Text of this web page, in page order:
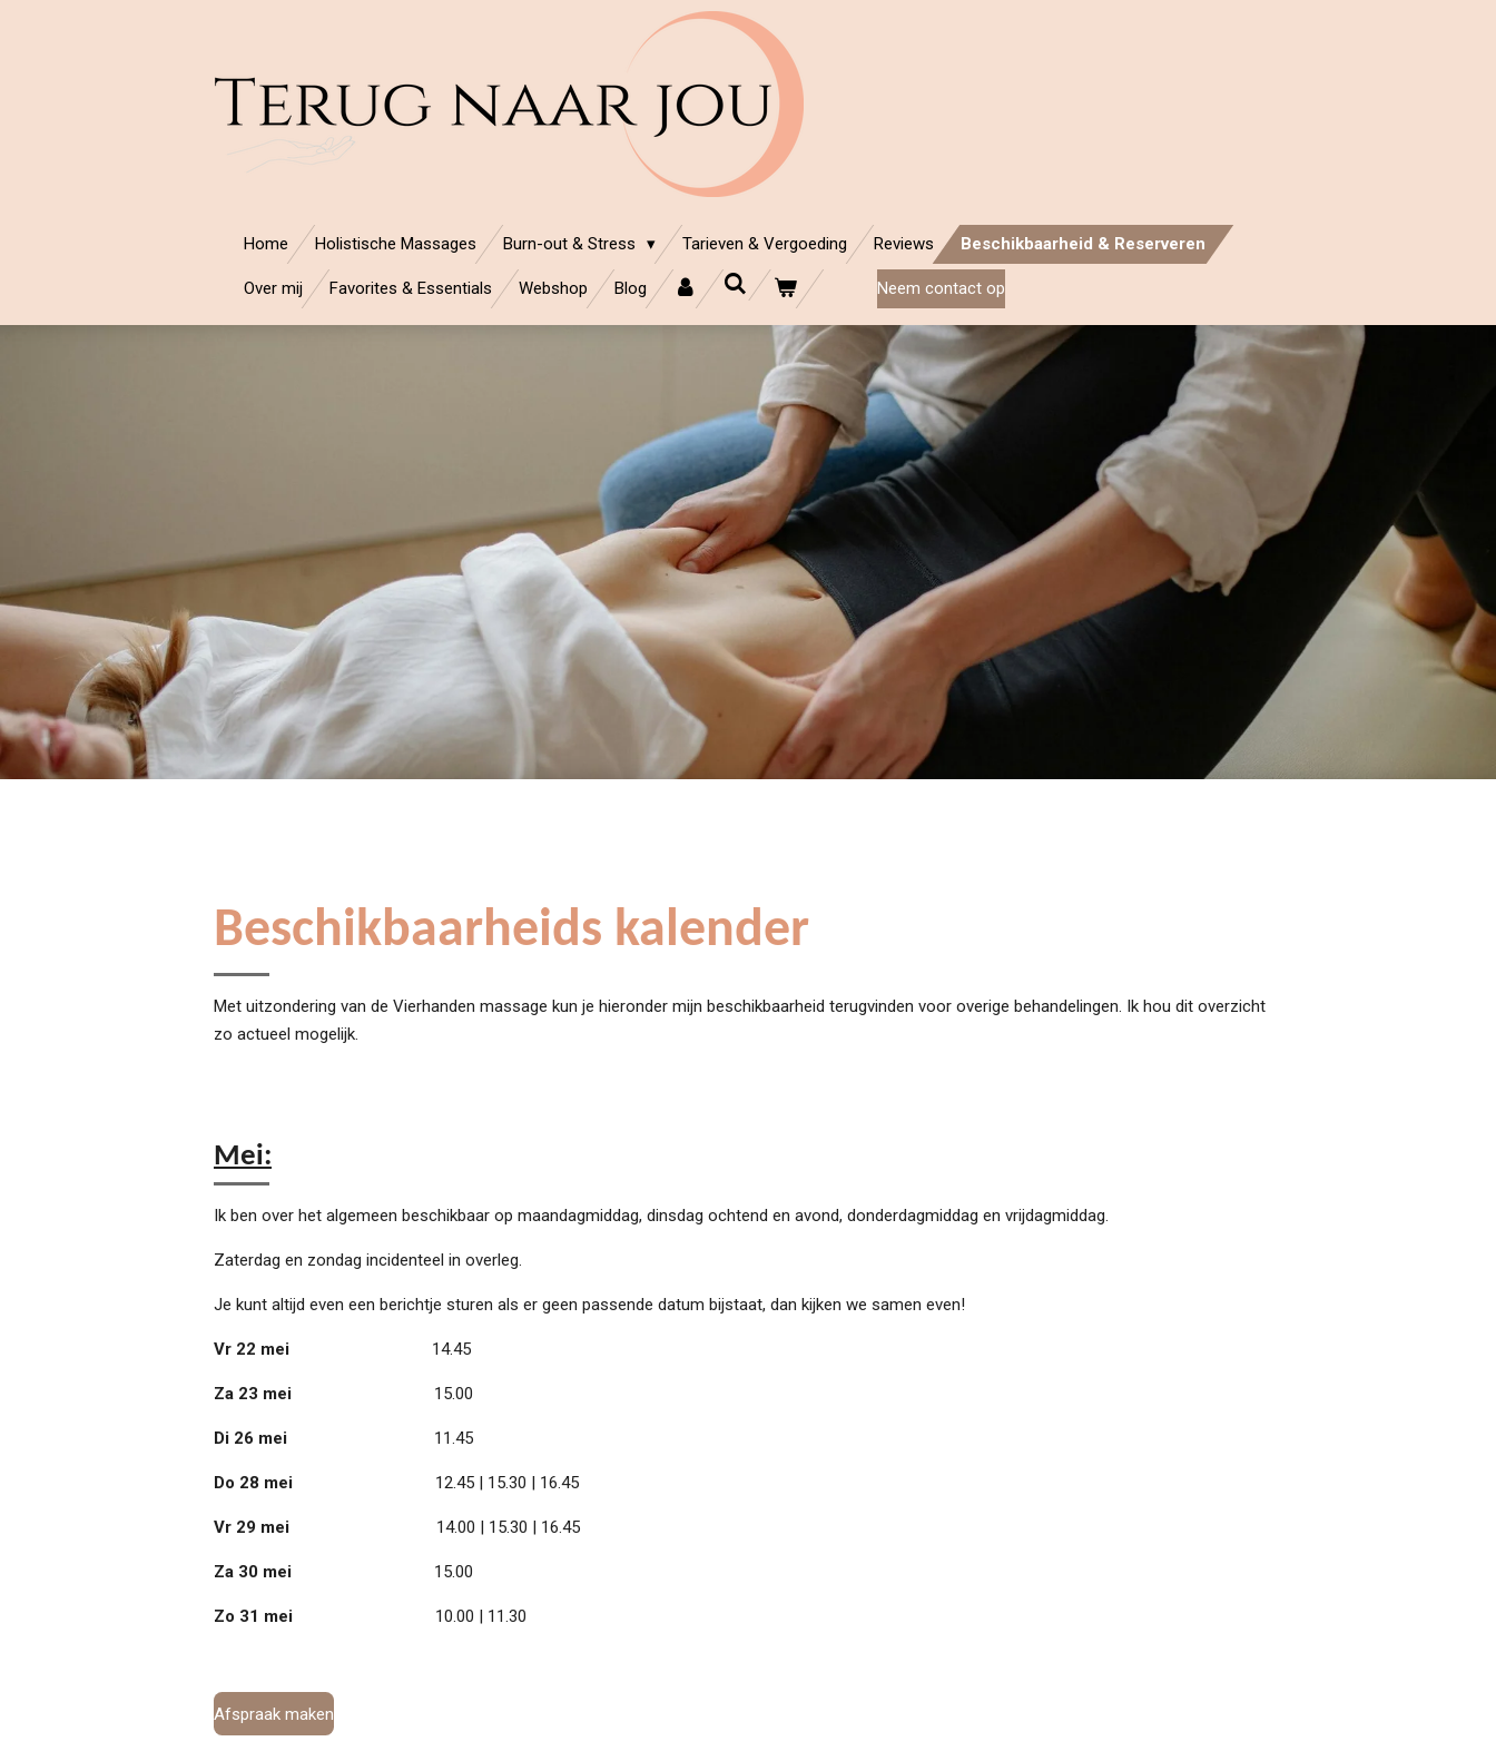
Home Holistische Massages Burn-out & Stress Tarieven & Vergoeding Reviews Beschikbaarheid & Reserveren
Over mij Favorites & Essentials Webshop Blog Neem contact op
Beschikbaarheids kalender
Met uitzondering van de Vierhanden massage kun je hieronder mijn beschikbaarheid terugvinden voor overige behandelingen. Ik hou dit overzicht
zo actueel mogelijk.
Mei:
Ik ben over het algemeen beschikbaar op maandagmiddag, dinsdag ochtend en avond, donderdagmiddag en vrijdagmiddag.
Zaterdag en zondag incidenteel in overleg.
Je kunt altijd even een berichtje sturen als er geen passende datum bijstaat, dan kijken we samen even!
Vr 22 mei 14.45
Za 23 mei 15.00
Di 26 mei 11.45
Do 28 mei 12.45 | 15.30 | 16.45
Vr 29 mei 14.00 | 15.30 | 16.45
Za 30 mei 15.00
Zo 31 mei 10.00 | 11.30
Afspraak maken